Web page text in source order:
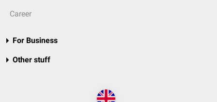
Career
For Business
Other stuff